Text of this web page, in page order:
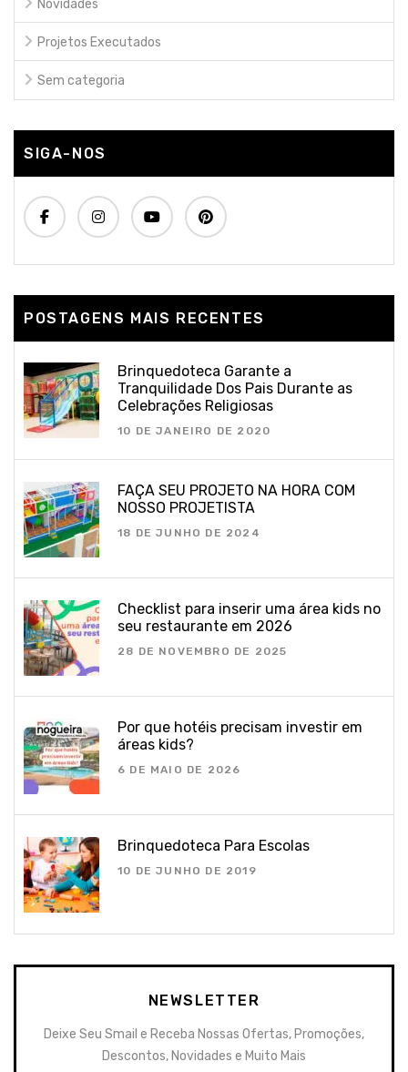
Novidades
Projetos Executados
Sem categoria
SIGA-NOS
POSTAGENS MAIS RECENTES
Brinquedoteca Garante a
Tranquilidade Dos Pais Durante as
Celebrações Religiosas
10 DE JANEIRO DE 2020
FAÇA SEU PROJETO NA HORA COM
NOSSO PROJETISTA
18 DE JUNHO DE 2024
Checklist para inserir uma área kids no
seu restaurante em 2026
28 DE NOVEMBRO DE 2025
Por que hotéis precisam investir em
áreas kids?
6 DE MAIO DE 2026
Brinquedoteca Para Escolas
10 DE JUNHO DE 2019
NEWSLETTER
Deixe Seu Smail e Receba Nossas Ofertas, Promoções,
Descontos, Novidades e Muito Mais